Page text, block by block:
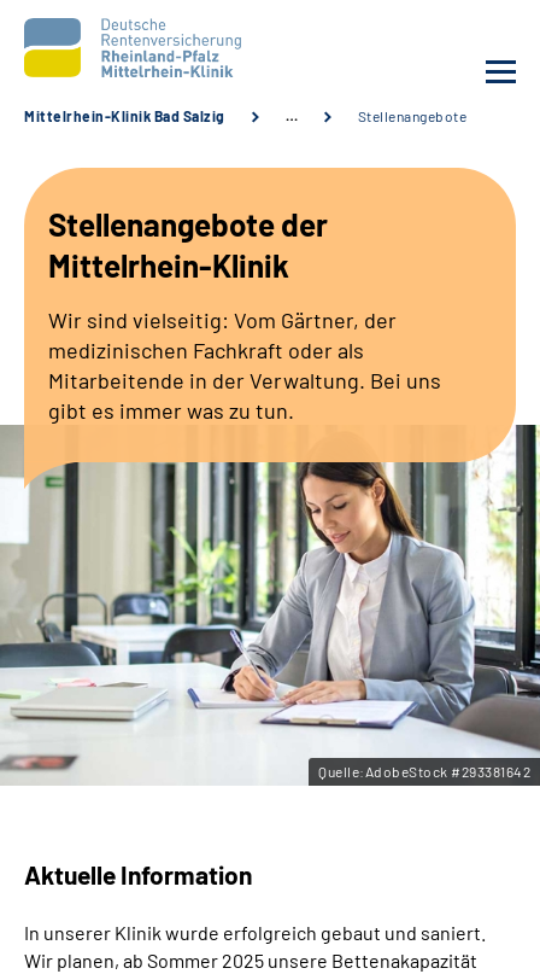
Unsere Angebote
Karriere
Zuweisende &
Leichte Sprache
Gebärdensprache
Mittelrhein-Klinik Bad Salzig … Stellenangebote
Stellenangebote der
Mittelrhein-Klinik
Wir sind vielseitig: Vom Gärtner, der
medizinischen Fachkraft oder als
Mitarbeitende in der Verwaltung. Bei uns
gibt es immer was zu tun.
Quelle:AdobeStock #293381642
Aktuelle Information
In unserer Klinik wurde erfolgreich gebaut und saniert.
Wir planen, ab Sommer 2025 unsere Bettenakapazität